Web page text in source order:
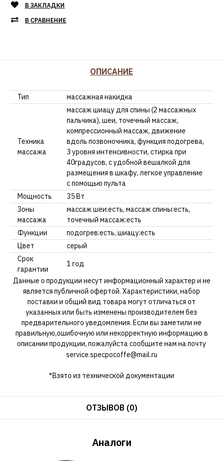
В ЗАКЛАДКИ
В СРАВНЕНИЕ
ОПИСАНИЕ
Тип массажная накидка
Техника
массажа
массаж шиацу для спины (2 массажных
пальчика), шеи, точечный массаж,
компрессионный массаж, движение
вдоль позвоночника, функция подогрева,
3 уровня интенсивности, стирка при
40градусов, с удобной вешалкой для
размещения в шкафу, легкое управление
с помощью пульта
Мощность
35 Вт
Зоны
массажа
массаж шеи:есть, массаж спины:есть,
точечный массаж:есть
Функции
подогрев:есть, шиацу:есть
Цвет
серый
Срок
гарантии
1 год
Данные о продукции несут информационный характер и не
является публичной офертой. Характеристики, набор
поставки и общий вид товара могут отличаться от
указанных или быть изменены производителем без
предварительного уведомления. Если вы заметили не
правильную,ошибочную или некорректную информацию в
описании продукции, пожалуйста сообщите нам на почту
service.specpocoffe@mail.ru
*Взято из технической документации
ОТЗЫВОВ (0)
Аналоги